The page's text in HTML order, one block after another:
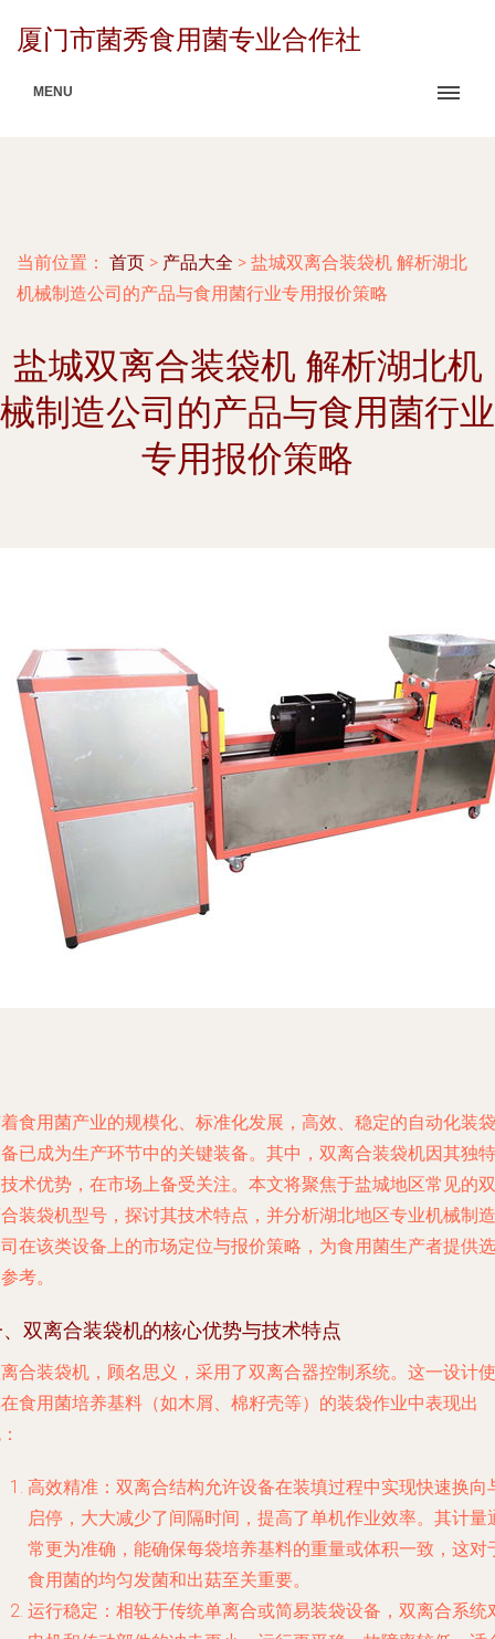
厦门市菌秀食用菌专业合作社
MENU
当前位置： 首页 > 产品大全 > 盐城双离合装袋机 解析湖北
机械制造公司的产品与食用菌行业专用报价策略
盐城双离合装袋机 解析湖北机
械制造公司的产品与食用菌行业
专用报价策略
食用菌产业的规模化、标准化发展，高效、稳定的自动化装袋
已成为生产环节中的关键装备。其中，双离合装袋机因其独特
术优势，在市场上备受关注。本文将聚焦于盐城地区常见的双
装袋机型号，探讨其技术特点，并分析湖北地区专业机械制造
在该类设备上的市场定位与报价策略，为食用菌生产者提供选
考。
双离合装袋机的核心优势与技术特点
合装袋机，顾名思义，采用了双离合器控制系统。这一设计使
食用菌培养基料（如木屑、棉籽壳等）的装袋作业中表现出
高效精准 ：双离合结构允许设备在装填过程中实现快速换向
启停，大大减少了间隔时间，提高了单机作业效率。其计量
常更为准确，能确保每袋培养基料的重量或体积一致，这对
食用菌的均匀发菌和出菇至关重要。
运行稳定 ：相较于传统单离合或简易装袋设备，双离合系统